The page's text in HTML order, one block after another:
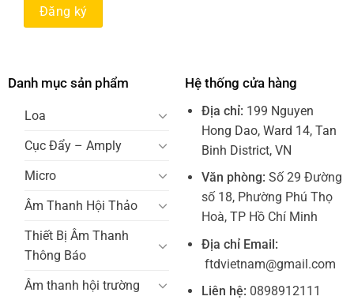
Danh mục sản phẩm
Loa
Cục Đẩy – Amply
Micro
Âm Thanh Hội Thảo
Thiết Bị Âm Thanh
Thông Báo
Âm thanh hội trường
Hệ thống cửa hàng
Địa chỉ: 199 Nguyen
Hong Dao, Ward 14, Tan
Binh District, VN
Văn phòng: Số 29 Đường
số 18, Phường Phú Thọ
Hoà, TP Hồ Chí Minh
Địa chỉ Email:
ftdvietnam@gmail.com
Liên hệ: 0898912111